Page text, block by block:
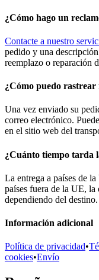
¿Cómo hago un
Contacte a nuestro
pedido y una
reemplazo o reparación
¿Cómo puedo rastrear
Una vez enviado su
correo electrónico.
en el sitio web del
¿Cuánto tiempo tarda
La entrega a países de
países fuera de la UE, la
dependiendo del destino.
Información adicional
Política de privacidad•
cookies•Envío